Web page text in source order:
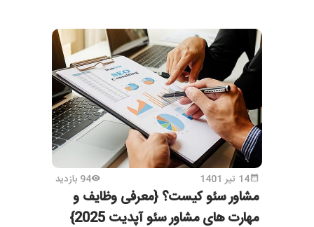
14 تیر 1401 94 بازدید
مشاور سئو کیست؟ {معرفی وظایف و
مهارت های مشاور سئو آپدیت 2025}